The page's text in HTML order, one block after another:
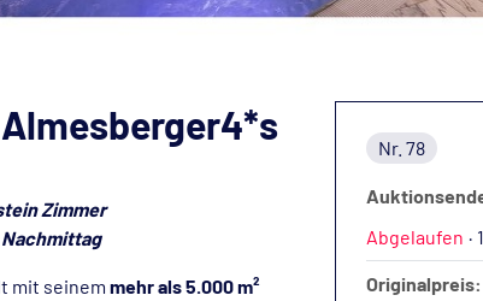
Nr. 78
Abgelaufen ·
Zimmer
mit seinem mehr als 5.000 m²